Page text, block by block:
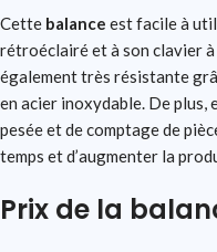
Cette balance est facile à
rétroéclairé et à son clavier
également très résistante
en acier inoxydable. De
pesée et de comptage de
temps et d’augmenter la
Prix de la